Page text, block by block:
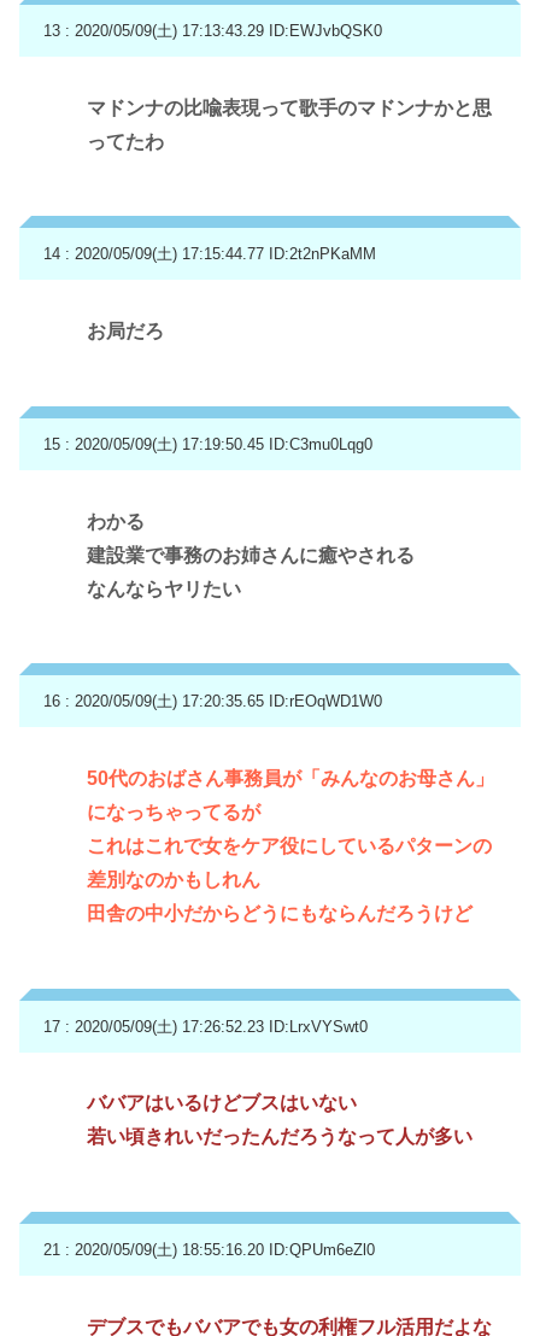
13 : 2020/05/09(土) 17:13:43.29 ID:EWJvbQSK0
マドンナの比喩表現って歌手のマドンナかと思
ってたわ
14 : 2020/05/09(土) 17:15:44.77 ID:2t2nPKaMM
お局だろ
15 : 2020/05/09(土) 17:19:50.45 ID:C3mu0Lqg0
わかる
建設業で事務のお姉さんに癒やされる
なんならヤリたい
16 : 2020/05/09(土) 17:20:35.65 ID:rEOqWD1W0
50代のおばさん事務員が「みんなのお母さん」
になっちゃってるが
これはこれで女をケア役にしているパターンの
差別なのかもしれん
田舎の中小だからどうにもならんだろうけど
17 : 2020/05/09(土) 17:26:52.23 ID:LrxVYSwt0
ババアはいるけどブスはいない
若い頃きれいだったんだろうなって人が多い
21 : 2020/05/09(土) 18:55:16.20 ID:QPUm6eZl0
デブスでもババアでも女の利権フル活用だよな